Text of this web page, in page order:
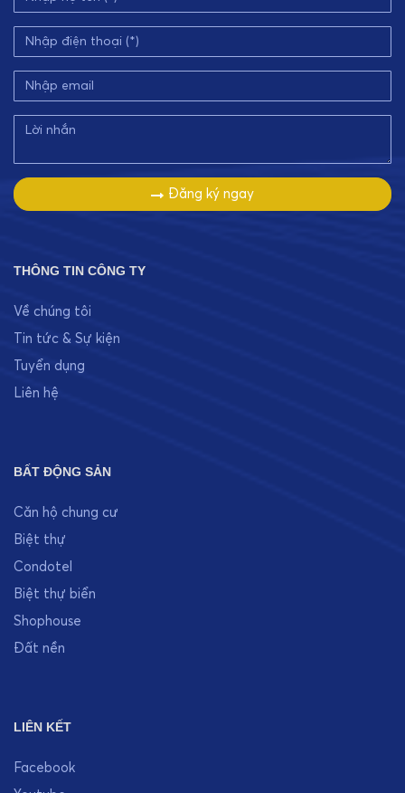
Đăng ký ngay
THÔNG TIN CÔNG TY
Về chúng tôi
Tin tức & Sự kiện
Tuyển dụng
Liên hệ
BẤT ĐỘNG SẢN
Căn hộ chung cư
Biệt thự
Condotel
Biệt thự biển
Shophouse
Đất nền
LIÊN KẾT
Facebook